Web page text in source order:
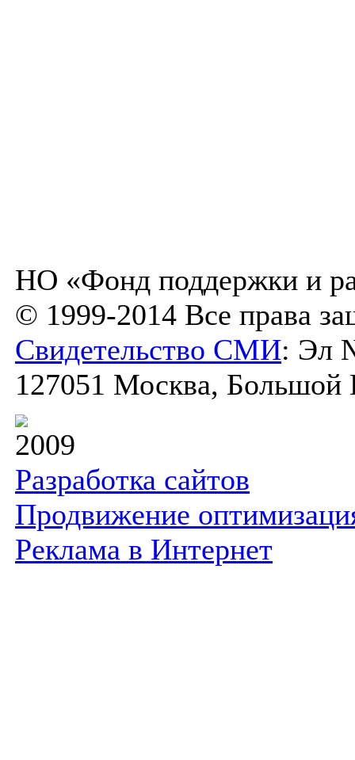
НО «Фонд поддержки и
© 1999-2014 Все права
Свидетельство СМИ: Эл
127051 Москва, Большой
2009
Разработка сайтов
Продвижение
Реклама в Интернет